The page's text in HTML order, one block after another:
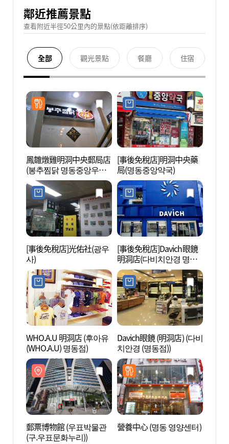
鄰近推薦景點
查看附近半徑50公里內的景點(依距離排序)
全部 觀光景點 餐廳 住宿
鳳雛燉雞明洞中央郵局店
(봉추찜닭 명동중앙우체
국)
[事後免稅店]明洞中央藥
局(명동중앙약국)
[事後免稅店]光佑社(광우
사)
[事後免稅店]Davich眼鏡
明洞店(다비치안경 명동
점)
WHO.A.U 明洞店 (후아유
(WHO.A.U) 명동점)
Davich眼鏡 (明洞店) (다비
치안경 (명동점))
郵票博物館 (우표박물관
(구.우표문화누리))
營養中心 (명동 영양센터)